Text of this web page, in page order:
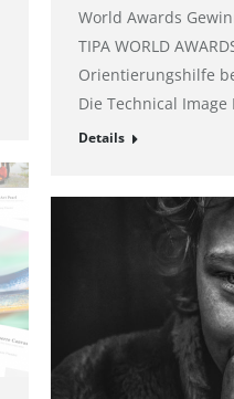
World Awards
TIPA WORLD
Orientierungshilfe
Die Technical
Details